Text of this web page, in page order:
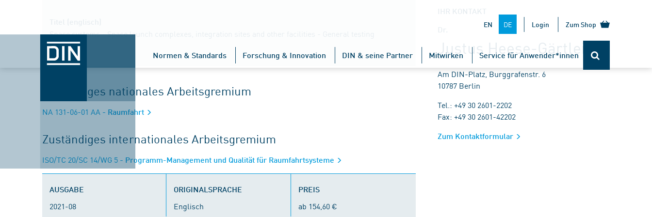
EN DE Login Zum Shop
Normen & Standards Forschung & Innovation DIN & seine Partner Mitwirken Service für Anwender*innen
Space systems - Space launch complexes, integration sites and other facilities - General testing
guidelines
Zuständiges nationales Arbeitsgremium
NA 131-06-01 AA - Raumfahrt
Zuständiges internationales Arbeitsgremium
ISO/TC 20/SC 14/WG 5 - Programm-Management und Qualität für Raumfahrtsysteme
AUSGABE
2021-08
ORIGINALSPRACHE
Englisch
PREIS
ab 154,60 €
IHR KONTAKT
Dr.
Justus Heese-Gärtlein
Am DIN-Platz, Burggrafenstr. 6
10787 Berlin
Tel.: +49 30 2601-2202
Fax: +49 30 2601-42202
Zum Kontaktformular